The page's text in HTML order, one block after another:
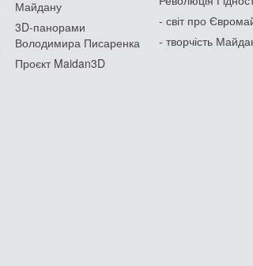
Майдану
3D-панорами
Володимира Писаренка
Проєкт Maidan3D
- світ про
- творчість